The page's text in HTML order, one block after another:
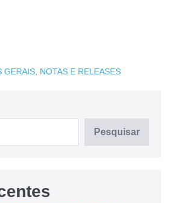
GERAIS NOTAS E RELEASES
Pesquisar